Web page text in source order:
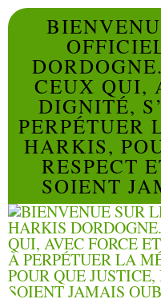
CEUX QUI,
DIGNITÉ,
PERPÉTUER
HARKIS,
RESPECT
SOIENT